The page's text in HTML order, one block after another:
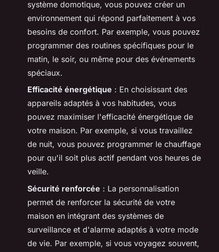
système domotique, vous pouvez créer un
environnement qui répond parfaitement à vos
besoins de confort. Par exemple, vous pouvez
programmer des routines spécifiques pour le
matin, le soir, ou même pour des événements
spéciaux.
Efficacité énergétique : En choisissant des
appareils adaptés à vos habitudes, vous
pouvez maximiser l'efficacité énergétique de
votre maison. Par exemple, si vous travaillez
de nuit, vous pouvez programmer le chauffage
pour qu'il soit plus actif pendant vos heures de
veille.
Sécurité renforcée : La personnalisation
permet de renforcer la sécurité de votre
maison en intégrant des systèmes de
surveillance et d'alarme adaptés à votre mode
de vie. Par exemple, si vous voyagez souvent,